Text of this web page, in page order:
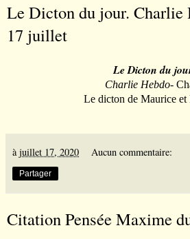
Le Dicton du jour. Charlie
17 juillet
Le Dicton du
Charlie Hebdo-
Le dicton de Maurice et
àjuillet 17, 2020 Aucun commentaire:
Partager
Citation Pensée Maxime